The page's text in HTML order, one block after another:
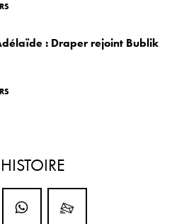
: Draper rejoint Bublik